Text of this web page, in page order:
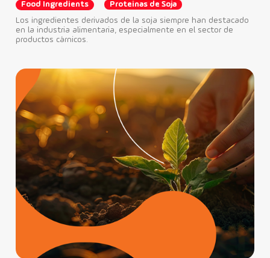
Food Ingredients
Proteinas de Soja
Los ingredientes derivados de la soja siempre han destacado
en la industria alimentaria, especialmente en el sector de
productos cárnicos.